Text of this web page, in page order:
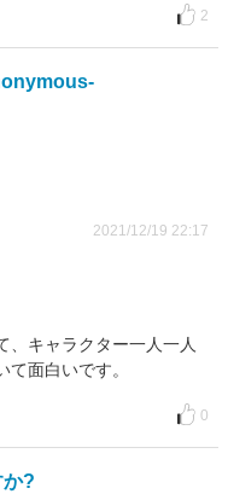
2
2021/12/19 22:17
、キャラクター一人一人
面白いです。
0
か?